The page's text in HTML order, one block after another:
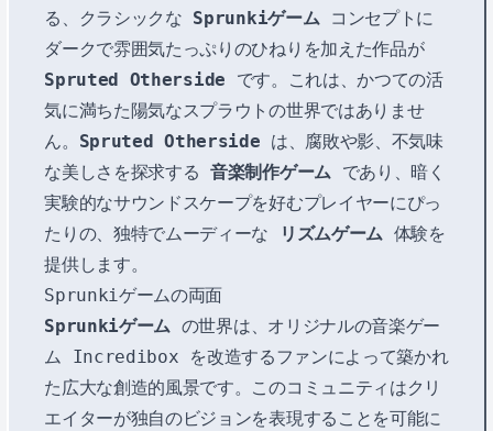
る、クラシックな Sprunkiゲームコンセプトに
ダークで雰囲気たっぷりのひねりを加えた作品が
Spruted Otherside です。これは、かつての活
気に満ちた陽気なスプラウトの世界ではありませ
ん。 Spruted Otherside は、腐敗や影、不気味
な美しさを探求する音楽制作ゲームであり、暗く
実験的なサウンドスケープを好むプレイヤーにぴっ
たりの、独特でムーディーな
リズムゲーム体験を
提供します。
Sprunkiゲームの両面
Sprunkiゲーム の世界は、オリジナルの音楽ゲー
ム Incredibox を改造するファンによって築かれ
た広大な創造的風景です。このコミュニティはクリ
エイターが独自のビジョンを表現することを可能に